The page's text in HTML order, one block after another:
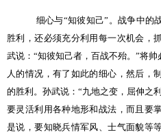
细心与“知彼知己”。战争中的
胜利，还必须充分利用每一次机会，
武说：“知彼知己者，百战不殆。”将
人的情况，有了如此的细心，然后，
的胜利。孙武说：“九地之变，屈伸之
要灵活利用各种地形和战法，而且要
是说，要知晓兵情军风、士气面貌等